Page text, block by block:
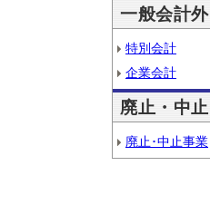
一般会計外
特別会計
企業会計
廃止・中止
廃止･中止事業